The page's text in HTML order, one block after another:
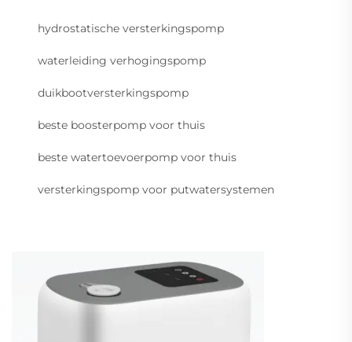
hydrostatische versterkingspomp
waterleiding verhogingspomp
duikbootversterkingspomp
beste boosterpomp voor thuis
beste watertoevoerpomp voor thuis
versterkingspomp voor putwatersystemen